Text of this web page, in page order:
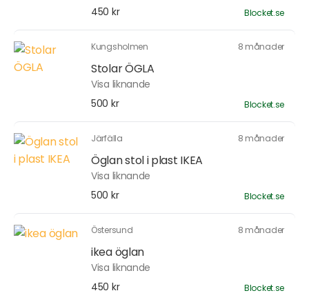
450 kr
Blocket.se
Kungsholmen 8 månader
Stolar ÖGLA
Visa liknande
500 kr
Blocket.se
Järfälla 8 månader
Öglan stol i plast IKEA
Visa liknande
500 kr
Blocket.se
Östersund 8 månader
ikea öglan
Visa liknande
450 kr
Blocket.se